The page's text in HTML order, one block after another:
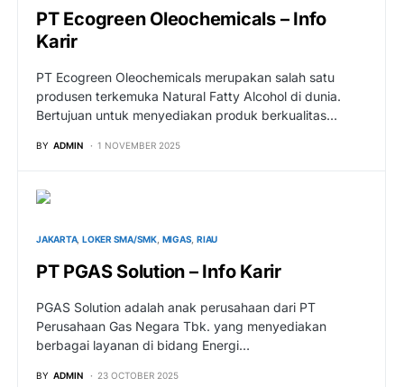
PT Ecogreen Oleochemicals – Info
Karir
PT Ecogreen Oleochemicals merupakan salah satu
produsen terkemuka Natural Fatty Alcohol di dunia.
Bertujuan untuk menyediakan produk berkualitas…
BY ADMIN 1 NOVEMBER 2025
JAKARTA LOKER SMA/SMK MIGAS RIAU
PT PGAS Solution – Info Karir
PGAS Solution adalah anak perusahaan dari PT
Perusahaan Gas Negara Tbk. yang menyediakan
berbagai layanan di bidang Energi…
BY ADMIN 23 OCTOBER 2025